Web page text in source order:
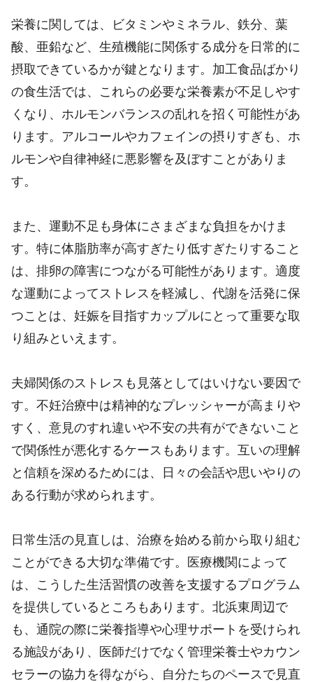
栄養に関しては、ビタミンやミネラル、鉄分、葉
酸、亜鉛など、生殖機能に関係する成分を日常的に
摂取できているかが鍵となります。加工食品ばかり
の食生活では、これらの必要な栄養素が不足しやす
くなり、ホルモンバランスの乱れを招く可能性があ
ります。アルコールやカフェインの摂りすぎも、ホ
ルモンや自律神経に悪影響を及ぼすことがありま
す。
また、運動不足も身体にさまざまな負担をかけま
す。特に体脂肪率が高すぎたり低すぎたりすること
は、排卵の障害につながる可能性があります。適度
な運動によってストレスを軽減し、代謝を活発に保
つことは、妊娠を目指すカップルにとって重要な取
り組みといえます。
夫婦関係のストレスも見落としてはいけない要因で
す。不妊治療中は精神的なプレッシャーが高まりや
すく、意見のすれ違いや不安の共有ができないこと
で関係性が悪化するケースもあります。互いの理解
と信頼を深めるためには、日々の会話や思いやりの
ある行動が求められます。
日常生活の見直しは、治療を始める前から取り組む
ことができる大切な準備です。医療機関によって
は、こうした生活習慣の改善を支援するプログラム
を提供しているところもあります。北浜東周辺で
も、通院の際に栄養指導や心理サポートを受けられ
る施設があり、医師だけでなく管理栄養士やカウン
セラーの協力を得ながら、自分たちのペースで見直